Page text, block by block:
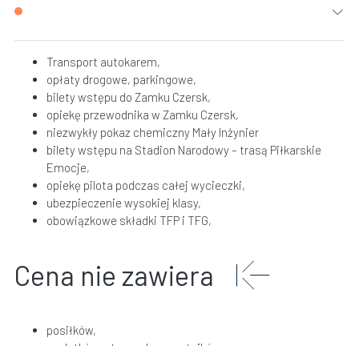
Transport autokarem,
opłaty drogowe, parkingowe,
bilety wstępu do Zamku Czersk,
opiekę przewodnika w Zamku Czersk,
niezwykły pokaz chemiczny Mały Inżynier
bilety wstępu na Stadion Narodowy – trasą Piłkarskie
Emocje,
opiekę pilota podczas całej wycieczki,
ubezpieczenie wysokiej klasy,
obowiązkowe składki TFP i TFG,
Cena nie zawiera
posiłków,